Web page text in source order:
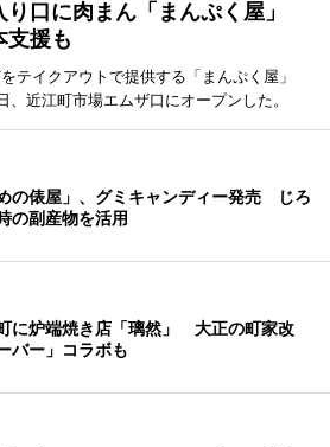
り口に肉まん「まんぷく屋」
支援も
テイクアウトで提供する「まんぷく屋」
、近江町市場エムザ口にオープンした。
の俵屋」、グミキャンディー発売 じろ
の副産物を活用
に炉端焼き店「璃然」 大正の町家改
バー」コラボも